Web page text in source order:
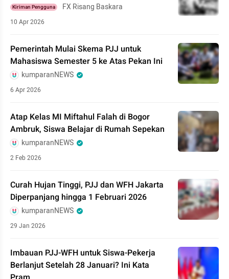
Kiriman Pengguna FX Risang Baskara
10 Apr 2026
Pemerintah Mulai Skema PJJ untuk
Mahasiswa Semester 5 ke Atas Pekan Ini
kumparanNEWS
6 Apr 2026
Atap Kelas MI Miftahul Falah di Bogor
Ambruk, Siswa Belajar di Rumah Sepekan
kumparanNEWS
2 Feb 2026
Curah Hujan Tinggi, PJJ dan WFH Jakarta
Diperpanjang hingga 1 Februari 2026
kumparanNEWS
29 Jan 2026
Imbauan PJJ-WFH untuk Siswa-Pekerja
Berlanjut Setelah 28 Januari? Ini Kata